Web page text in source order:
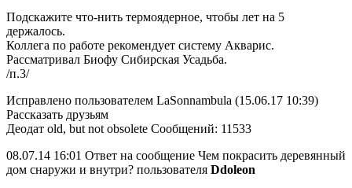
Подскажите что-нить термоядерное, чтобы лет на 5
держалось.
Коллега по работе рекомендует систему Акварис.
Рассматривал Биофу Сибирская Усадьба.
/п.3/
Исправлено пользователем LaSonnambula (15.06.17 10:39)
Рассказать друзьям
Деодат old, but not obsolete Сообщений: 11533
08.07.14 16:01 Ответ на сообщение Чем покрасить деревянный
дом снаружи и внутри? пользователя Ddoleon